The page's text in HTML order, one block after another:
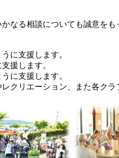
なる相談についても誠意を
に支援します。
援します。
に支援します。
クリエーション、また各クラ